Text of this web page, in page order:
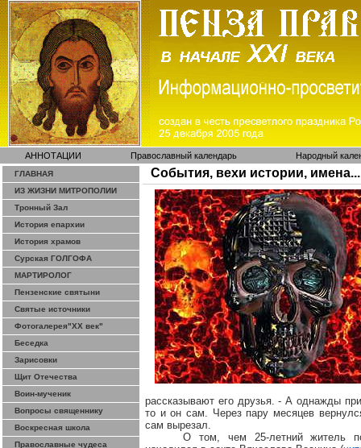
АННОТАЦИИ Православный календарь Народный
ГЛАВНАЯ
ИЗ ЖИЗНИ МИТРОПОЛИИ
Тронный Зал
История епархии
История храмов
Сурская ГОЛГОФА
МАРТИРОЛОГ
Пензенские святыни
Святые источники
Фотогалерея"ХХ век"
Беседка
Зарисовки
Щит Отечества
Воин-мученик
Вопросы священнику
Воскресная школа
Православные чудеса
События, вехи истории, имена...
рассказывают его друзья. - А однажды
то и он сам. Через пару месяцев
сам вырезал.
О том, чем 25-летний житель